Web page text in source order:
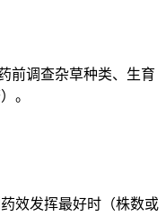
前调查杂草种类、生育
。
效发挥最好时（株数或